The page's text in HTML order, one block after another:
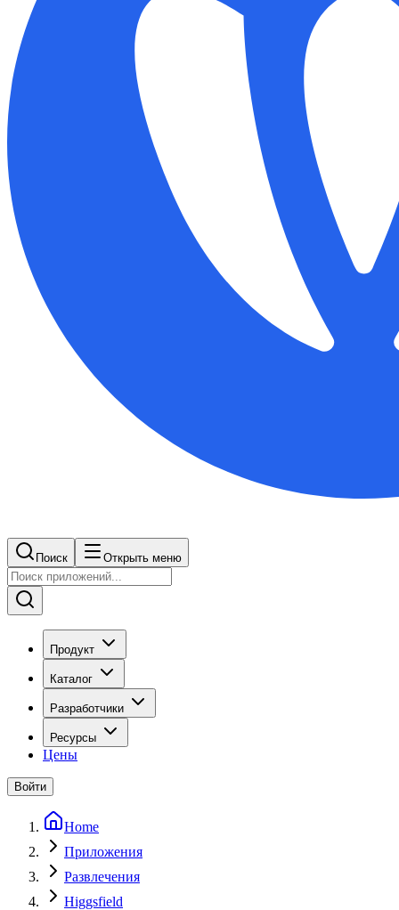
Поиск Открыть меню
Продукт
Каталог
Разработчики
Ресурсы
Цены
Войти
Home
Приложения
Развлечения
Higgsfield